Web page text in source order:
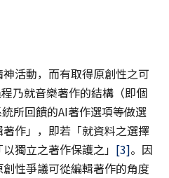
活動，而有取得原創性之可
乃就音樂著作的結構（即個
所回饋的AI著作選項等做選
作」，即若「就資料之選擇
獨立之著作保護之」 [3]。因
性爭議可從編輯著作的角度